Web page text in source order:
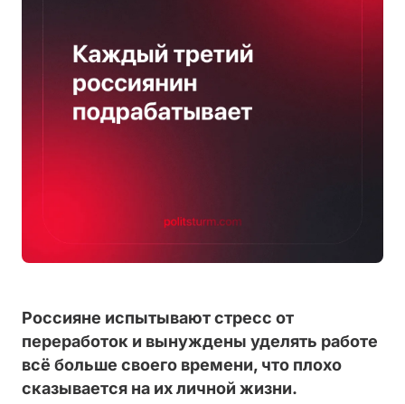
Россияне испытывают стресс от
переработок и вынуждены уделять работе
всё больше своего времени, что плохо
сказывается на их личной жизни.